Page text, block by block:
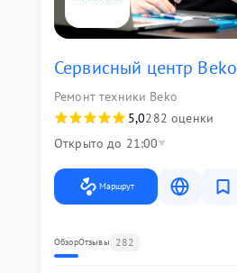
Сервисный центр Beko
Ремонт техники Beko
5,0282 оценки
Открыто до 21:00
Маршрут
ОбзорОтзывы 282